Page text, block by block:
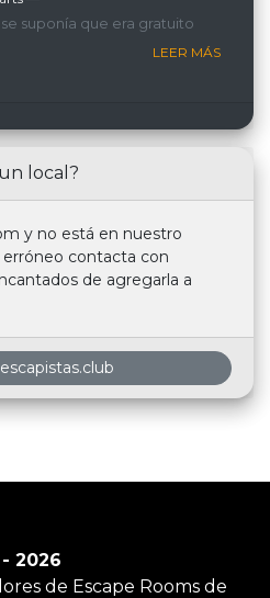
se suponía que era gratuito
LEER MÁS
local?
y no está en nuestro
contacta con
de agregarla a
2026
de Escape Rooms de